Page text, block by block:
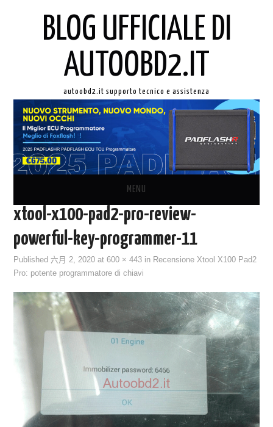
BLOG UFFICIALE DI
AUTOOBD2.IT
autoobd2.it supporto tecnico e assistenza
MENU
ORIGINALE LAUNCH X431
KEY CUTTING MACHINE
ORIGINALE OBDSTAR
ALIENTECH KESS V3
XHORSE VVDI
xtool-x100-pad2-pro-review-
powerful-key-programmer-11
Published六月 2, 2020 at600 × 443 in Recensione Xtool X100 Pad2
Pro: potente programmatore di chiavi